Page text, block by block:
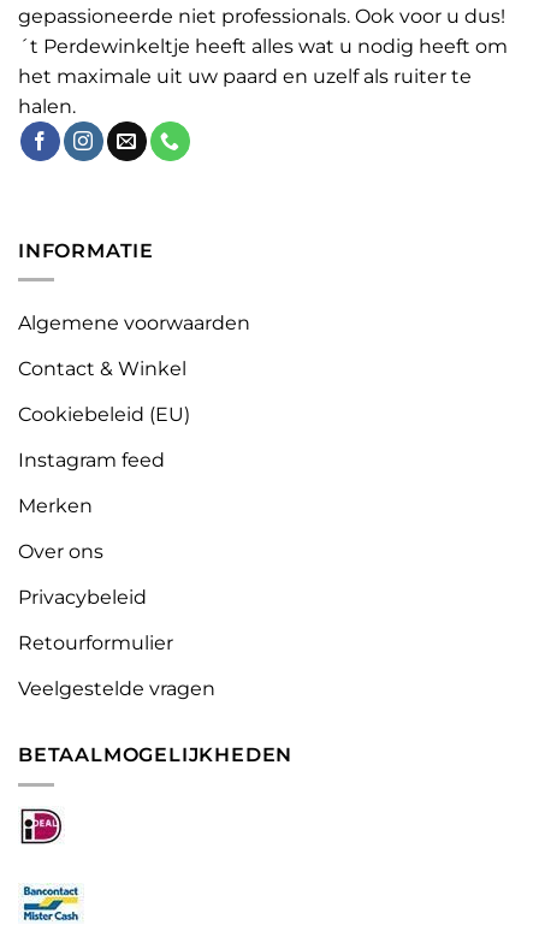
gepassioneerde niet professionals. Ook voor u dus!
´t Perdewinkeltje heeft alles wat u nodig heeft om
het maximale uit uw paard en uzelf als ruiter te
halen.
INFORMATIE
Algemene voorwaarden
Contact & Winkel
Cookiebeleid (EU)
Instagram feed
Merken
Over ons
Privacybeleid
Retourformulier
Veelgestelde vragen
BETAALMOGELIJKHEDEN